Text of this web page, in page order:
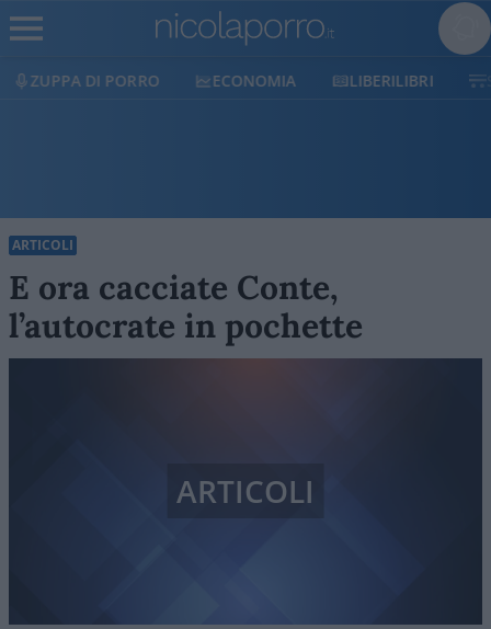
ECONOMIA LIBERILIBRI SHOP SOSTIENICI
ARTICOLI
E ora cacciate Conte,
l’autocrate in pochette
ARTICOLI